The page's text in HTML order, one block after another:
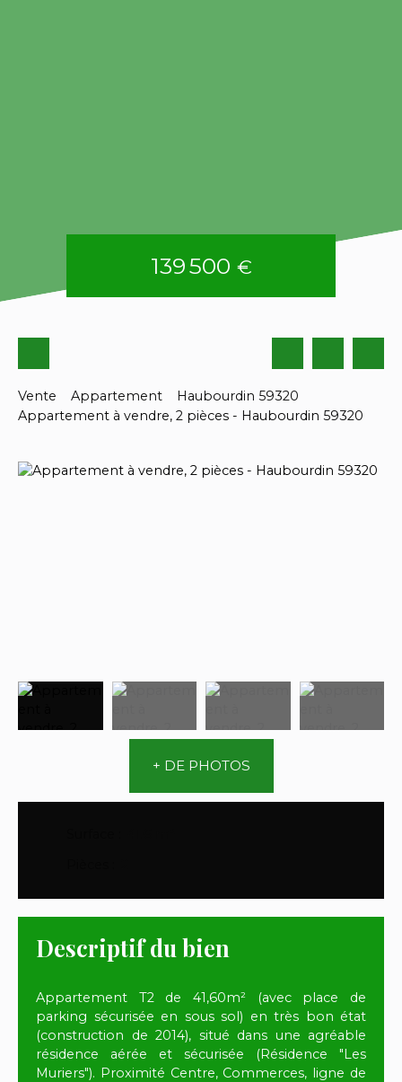
139 500 €
Vente Appartement
Haubourdin 59320
Appartement à vendre, 2 pièces - Haubourdin 59320
+ DE PHOTOS
Descriptif du bien
Appartement T2 de 41,60m² (avec place de
parking sécurisée en sous sol) en très bon état
(construction de 2014), situé dans une agréable
résidence aérée et sécurisée (Résidence "Les
Muriers"). Proximité Centre, Commerces, ligne de